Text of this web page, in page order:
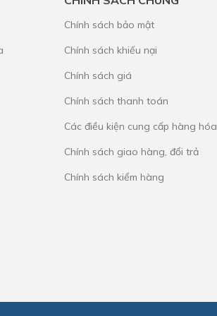
Chính sách bảo mật
Chính sách khiếu nại
Chính sách giá
Chính sách thanh toán
Các điều kiện cung cấp hàng hóa
Chính sách giao hàng, đổi trả
Chính sách kiểm hàng